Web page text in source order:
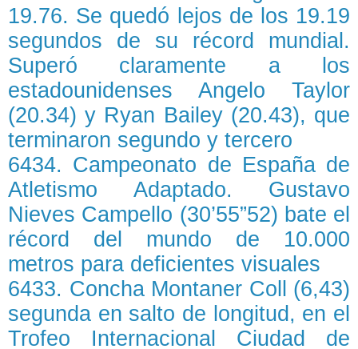
19.76. Se quedó lejos de los 19.19
segundos de su récord mundial.
Superó claramente a los
estadounidenses Angelo Taylor
(20.34) y Ryan Bailey (20.43), que
terminaron segundo y tercero
6434. Campeonato de España de
Atletismo Adaptado. Gustavo
Nieves Campello (30’55”52) bate el
récord del mundo de 10.000
metros para deficientes visuales
6433. Concha Montaner Coll (6,43)
segunda en salto de longitud, en el
Trofeo Internacional Ciudad de